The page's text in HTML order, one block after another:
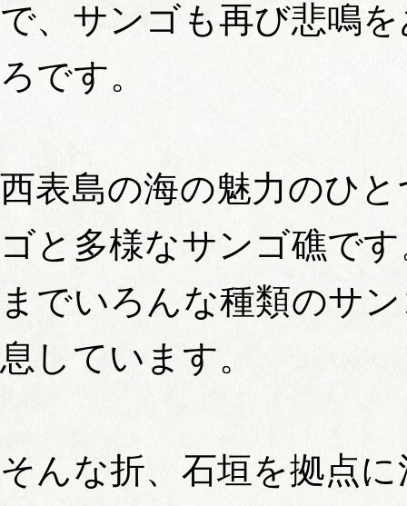
で、サンゴも再び悲鳴
ろです。
西表島の海の魅力のひ
ゴと多様なサンゴ礁で
までいろんな種類のサ
息しています。
そんな折、石垣を拠点